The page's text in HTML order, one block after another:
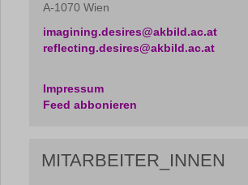
A-1070 Wien
imagining.desires@akbild.ac.at
reflecting.desires@akbild.ac.at
Impressum
Feed abbonieren
MITARBEITER_INNEN